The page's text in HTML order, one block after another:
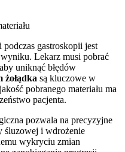
gastroskopii jest
Lekarz musi pobrać
uniknąć błędów
są kluczowe w
pobranego materiału ma
pacjenta.
pozwala na precyzyjne
śluzowej i wdrożenie
wykryciu zmian